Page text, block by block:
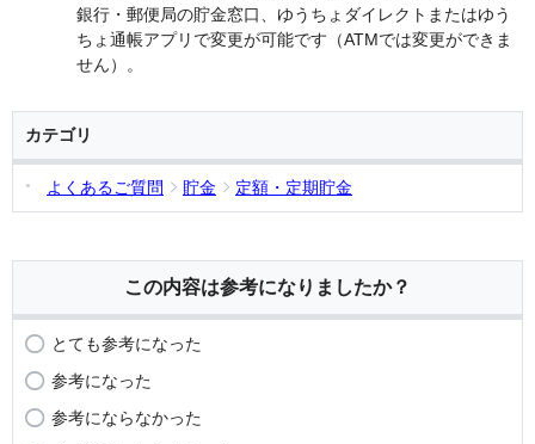
銀行・郵便局の貯金窓口、ゆうちょダイレクトまたはゆう
ちょ通帳アプリで変更が可能です（ATMでは変更ができま
せん）。
カテゴリ
よくあるご質問 貯金 定額・定期貯金
この内容は参考になりましたか？
とても参考になった
参考になった
参考にならなかった